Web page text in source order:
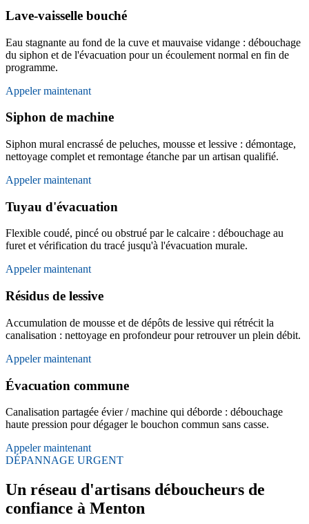
Lave-vaisselle bouché
Eau stagnante au fond de la cuve et mauvaise vidange : débouchage
du siphon et de l'évacuation pour un écoulement normal en fin de
programme.
Appeler maintenant
Siphon de machine
Siphon mural encrassé de peluches, mousse et lessive : démontage,
nettoyage complet et remontage étanche par un artisan qualifié.
Appeler maintenant
Tuyau d'évacuation
Flexible coudé, pincé ou obstrué par le calcaire : débouchage au
furet et vérification du tracé jusqu'à l'évacuation murale.
Appeler maintenant
Résidus de lessive
Accumulation de mousse et de dépôts de lessive qui rétrécit la
canalisation : nettoyage en profondeur pour retrouver un plein débit.
Appeler maintenant
Évacuation commune
Canalisation partagée évier / machine qui déborde : débouchage
haute pression pour dégager le bouchon commun sans casse.
Appeler maintenant
DÉPANNAGE URGENT
Un réseau d'artisans déboucheurs de
confiance à Menton